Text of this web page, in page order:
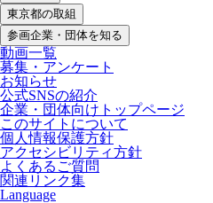
東京都の取組
参画企業・団体を知る
動画一覧
募集・アンケート
お知らせ
公式SNSの紹介
企業・団体向けトップページ
このサイトについて
個人情報保護方針
アクセシビリティ方針
よくあるご質問
関連リンク集
Language